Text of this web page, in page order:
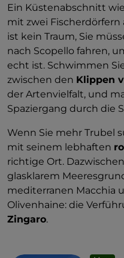
Ein Küstenabschnitt
mit zwei Fischerdörfern
ist kein Traum, Sie
nach Scopello fahren,
echt ist. Schwimmen
zwischen den Klippen
der Artenvielfalt, und
Spaziergang durch die
Wenn Sie mehr Trubel
mit seinem lebhaften
richtige Ort.
glasklarem
mediterranen Macchia
Olivenhaine: die
Zingaro.